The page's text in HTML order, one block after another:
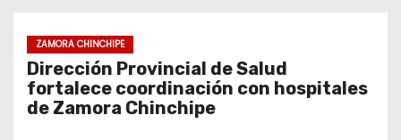
ZAMORA CHINCHIPE
Dirección Provincial de Salud
fortalece coordinación con hospitales
de Zamora Chinchipe